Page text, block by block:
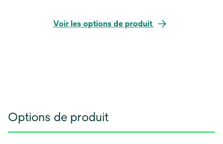
Voir les options de produit
Options de produit